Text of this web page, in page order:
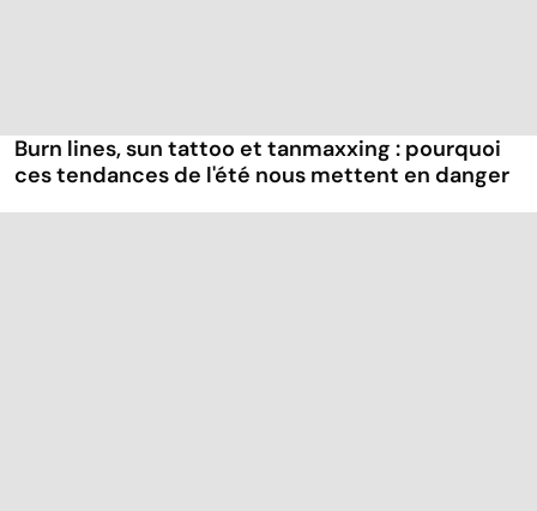
Burn lines, sun tattoo et tanmaxxing : pourquoi
ces tendances de l'été nous mettent en danger